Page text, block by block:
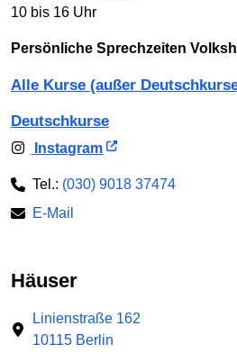
10 bis 16 Uhr
Persönliche Sprechzeiten
Alle Kurse (außer
Deutschkurse
Instagram
Tel.: (030) 9018 37474
E-Mail
Häuser
Linienstraße 162
10115 Berlin